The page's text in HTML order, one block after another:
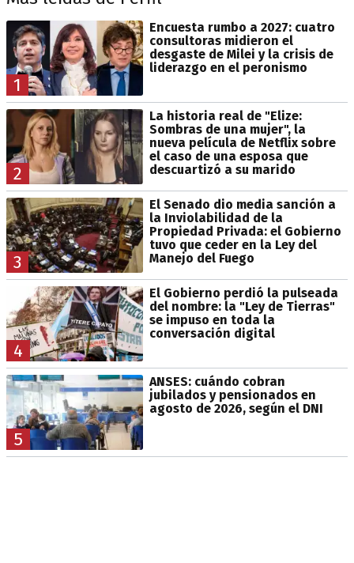
1
Encuesta rumbo a 2027: cuatro
consultoras midieron el
desgaste de Milei y la crisis de
liderazgo en el peronismo
2
La historia real de "Elize:
Sombras de una mujer", la
nueva película de Netflix sobre
el caso de una esposa que
descuartizó a su marido
3
El Senado dio media sanción a
la Inviolabilidad de la
Propiedad Privada: el Gobierno
tuvo que ceder en la Ley del
Manejo del Fuego
4
El Gobierno perdió la pulseada
del nombre: la "Ley de Tierras"
se impuso en toda la
conversación digital
5
ANSES: cuándo cobran
jubilados y pensionados en
agosto de 2026, según el DNI